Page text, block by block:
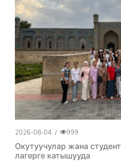
2026-08-04 / 999
Окутуучулар жана
лагерге катышууда